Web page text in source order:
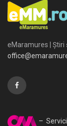
eMaramures |
–